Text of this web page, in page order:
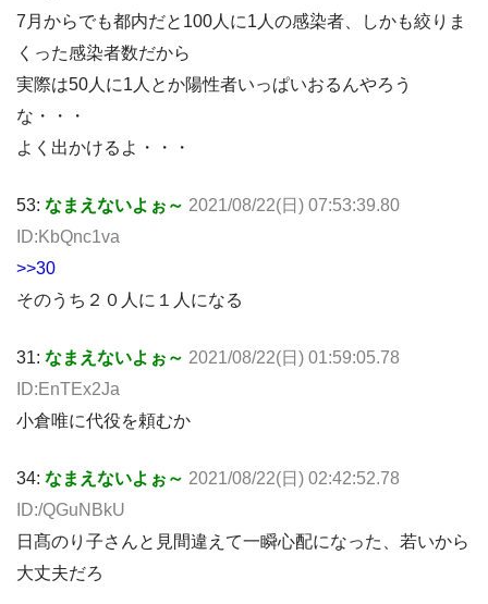
7月からでも都内だと100人に1人の感染者、しかも絞りま
くった感染者数だから
実際は50人に1人とか陽性者いっぱいおるんやろう
な・・・
よく出かけるよ・・・
53: なまえないよぉ～ 2021/08/22(日) 07:53:39.80
ID:KbQnc1va
>>30
そのうち２０人に１人になる
31: なまえないよぉ～ 2021/08/22(日) 01:59:05.78
ID:EnTEx2Ja
小倉唯に代役を頼むか
34: なまえないよぉ～ 2021/08/22(日) 02:42:52.78
ID:/QGuNBkU
日髙のり子さんと見間違えて一瞬心配になった、若いから
大丈夫だろ